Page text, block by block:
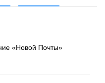
«Новой Почты»